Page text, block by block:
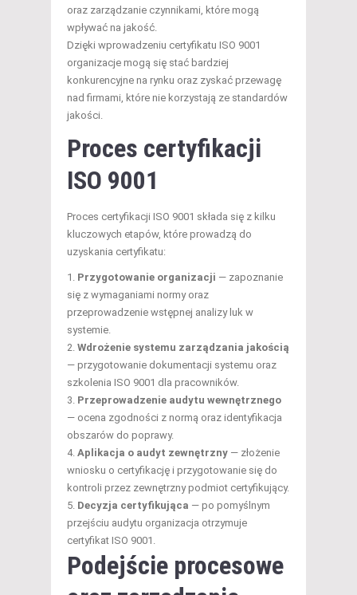
oraz zarządzanie czynnikami, które mogą
wpływać na jakość.
Dzięki wprowadzeniu certyfikatu ISO 9001
organizacje mogą się stać bardziej
konkurencyjne na rynku oraz zyskać przewagę
nad firmami, które nie korzystają ze standardów
jakości.
Proces certyfikacji
ISO 9001
Proces certyfikacji ISO 9001 składa się z kilku
kluczowych etapów, które prowadzą do
uzyskania certyfikatu:
Przygotowanie organizacji — zapoznanie
się z wymaganiami normy oraz
przeprowadzenie wstępnej analizy luk w
systemie.
Wdrożenie systemu zarządzania jakością
— przygotowanie dokumentacji systemu oraz
szkolenia ISO 9001 dla pracowników.
Przeprowadzenie audytu wewnętrznego
— ocena zgodności z normą oraz identyfikacja
obszarów do poprawy.
Aplikacja o audyt zewnętrzny — złożenie
wniosku o certyfikację i przygotowanie się do
kontroli przez zewnętrzny podmiot certyfikujący.
Decyzja certyfikująca — po pomyślnym
przejściu audytu organizacja otrzymuje
certyfikat ISO 9001.
Podejście procesowe